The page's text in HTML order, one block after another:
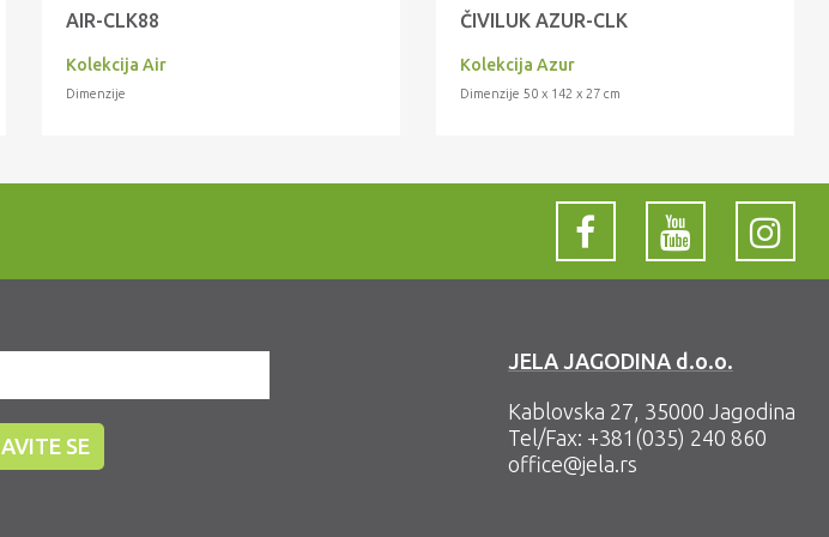
AIR-CLK88
Kolekcija Air
Dimenzije
ČIVILUK AZUR-CLK
Kolekcija Azur
Dimenzije 50 x 142 x 27 cm
JELA JAGODINA d.o.o.
Kablovska 27, 35000 Jagodina
Tel/Fax: +381(035) 240 860
office@jela.rs